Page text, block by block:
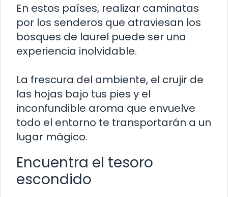
En estos países, realizar caminatas
por los senderos que atraviesan los
bosques de laurel puede ser una
experiencia inolvidable.
La frescura del ambiente, el crujir de
las hojas bajo tus pies y el
inconfundible aroma que envuelve
todo el entorno te transportarán a un
lugar mágico.
Encuentra el tesoro
escondido